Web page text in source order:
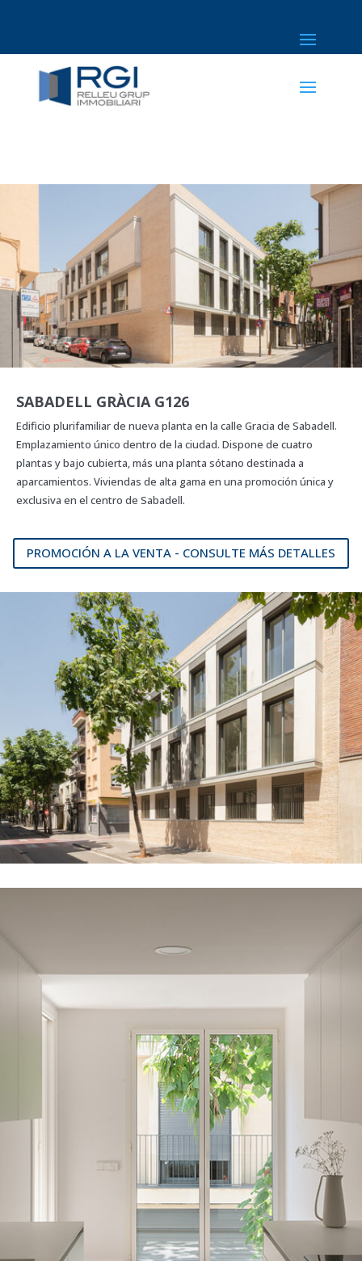
SABADELL GRÀCIA G126
Edificio plurifamiliar de nueva planta en la calle Gracia de Sabadell.
Emplazamiento único dentro de la ciudad. Dispone de cuatro
plantas y bajo cubierta, más una planta sótano destinada a
aparcamientos. Viviendas de alta gama en una promoción única y
exclusiva en el centro de Sabadell.
PROMOCIÓN A LA VENTA - CONSULTE MÁS DETALLES